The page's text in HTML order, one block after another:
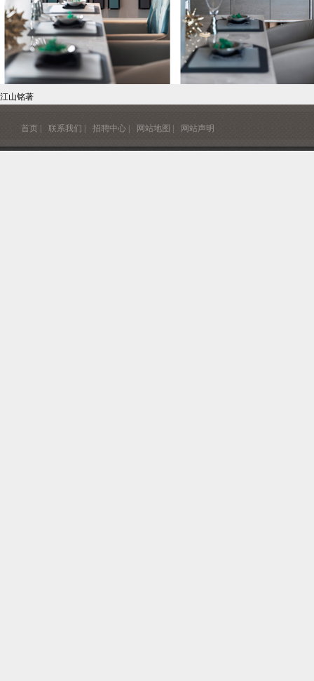
江山铭著
首页 | 联系我们 | 招聘中心 | 网站地图 | 网站声明